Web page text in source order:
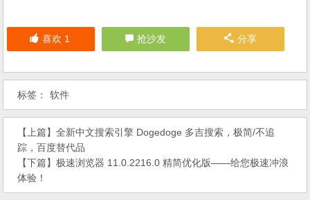
喜欢 1 抢沙发 分享
标签： 软件
【上篇】全新中文搜索引擎 Dogedoge 多吉搜索，极简/不追
踪，百度替代品
【下篇】极速浏览器 11.0.2216.0 精简优化版——给您极速冲浪
体验！